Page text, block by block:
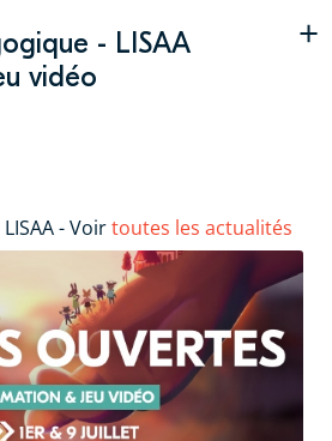
- LISAA
vidéo
+
- Voirtoutes les actualités